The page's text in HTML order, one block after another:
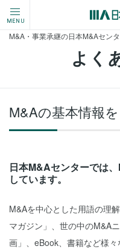
MENU
M&A・事業承継の日本M&Aセン
よく
M&Aの基本情報
日本M&Aセンターでは
しています。
M&Aを中心とした用語の理
マガジン」、世の中のM&A
画」、eBook、書籍など様々